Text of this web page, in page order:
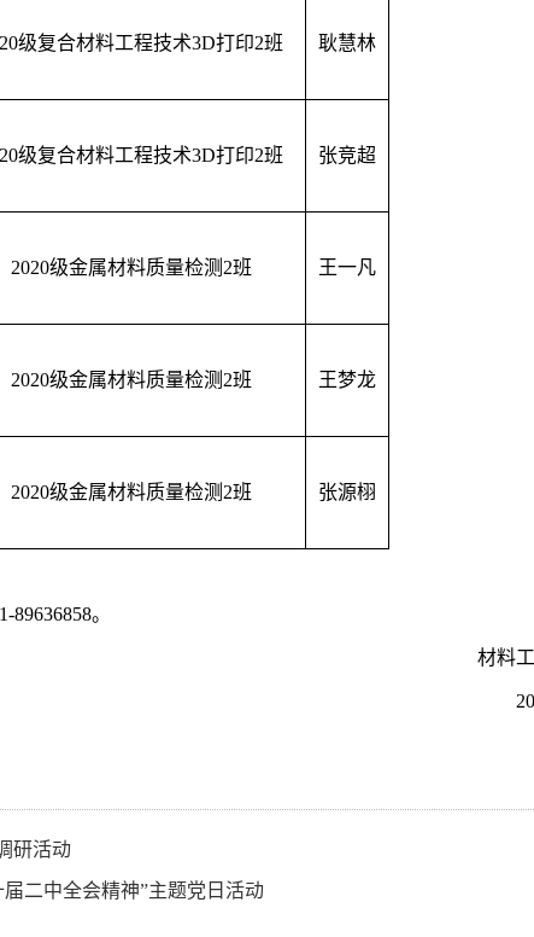
级复合材料工程技术3D打印2班 耿慧林
级复合材料工程技术3D打印2班 张竞超
2020级金属材料质量检测2班 王一凡
2020级金属材料质量检测2班 王梦龙
2020级金属材料质量检测2班 张源栩
。
材料
研活动
二中全会精神”主题党日活动